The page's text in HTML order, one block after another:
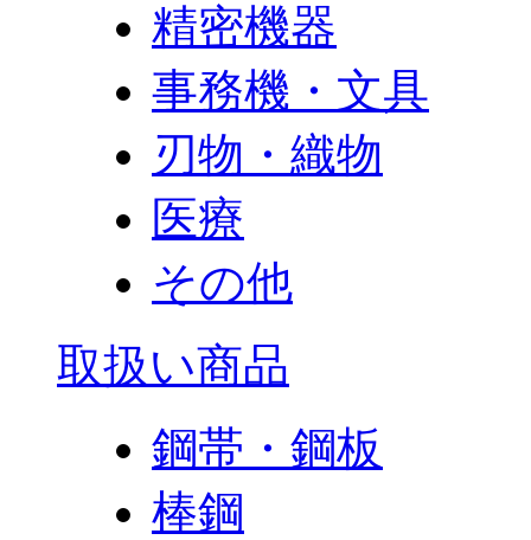
精密機器
事務機・文具
刃物・織物
医療
その他
取扱い商品
鋼帯・鋼板
棒鋼